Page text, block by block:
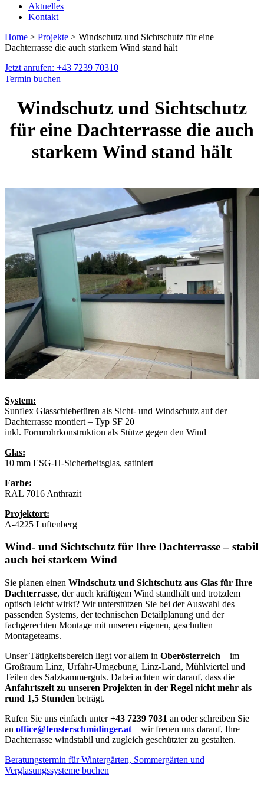
Aktuelles
Kontakt
Home > Projekte > Windschutz und Sichtschutz für eine
Dachterrasse die auch starkem Wind stand hält
Jetzt anrufen: +43 7239 70310
Termin buchen
Windschutz und Sichtschutz
für eine Dachterrasse die auch
starkem Wind stand hält
System:
Sunflex Glasschiebetüren als Sicht- und Windschutz auf der
Dachterrasse montiert – Typ SF 20
inkl. Formrohrkonstruktion als Stütze gegen den Wind
Glas:
10 mm ESG-H-Sicherheitsglas, satiniert
Farbe:
RAL 7016 Anthrazit
Projektort:
A-4225 Luftenberg
Wind- und Sichtschutz für Ihre Dachterrasse – stabil
auch bei starkem Wind
Sie planen einen Windschutz und Sichtschutz aus Glas für Ihre
Dachterrasse, der auch kräftigem Wind standhält und trotzdem
optisch leicht wirkt? Wir unterstützen Sie bei der Auswahl des
passenden Systems, der technischen Detailplanung und der
fachgerechten Montage mit unseren eigenen, geschulten
Montageteams.
Unser Tätigkeitsbereich liegt vor allem in Oberösterreich – im
Großraum Linz, Urfahr-Umgebung, Linz-Land, Mühlviertel und
Teilen des Salzkammerguts. Dabei achten wir darauf, dass die
Anfahrtszeit zu unseren Projekten in der Regel nicht mehr als
rund 1,5 Stunden beträgt.
Rufen Sie uns einfach unter+43 7239 7031 an oder schreiben Sie
an office@fensterschmidinger.at – wir freuen uns darauf, Ihre
Dachterrasse windstabil und zugleich geschützter zu gestalten.
Beratungstermin für Wintergärten, Sommergärten und
Verglasungssysteme buchen